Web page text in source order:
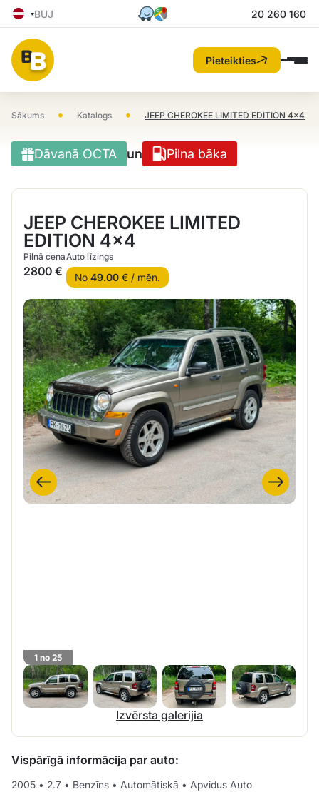
BUJ 20 260 160
Pieteikties
Sākums • Katalogs • JEEP CHEROKEE LIMITED EDITION 4×4
Dāvanā OCTA un Pilna bāka
JEEP CHEROKEE LIMITED
EDITION 4×4
Pilnā cena
2800 €
Auto līzings
No 49.00€ / mēn.
1 no 25
Izvērsta galerijia
Vispārīgā informācija par auto:
2005 • 2.7 • Benzīns • Automātiskā • Apvidus Auto